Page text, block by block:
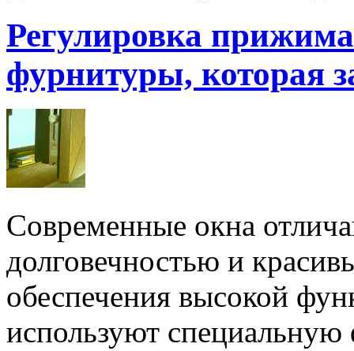
Регулировка
фурнитуры, которая
Современные окна
долговечностью и
обеспечения высокой
используют